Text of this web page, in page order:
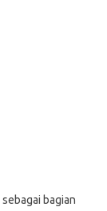
sebagai bagian